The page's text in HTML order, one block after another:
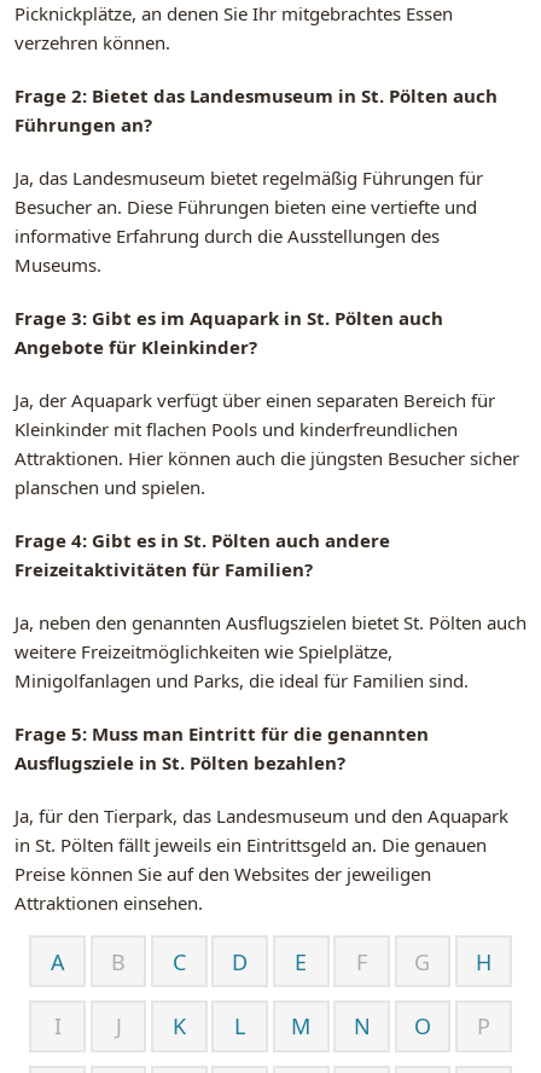
Picknickplätze, an denen Sie Ihr mitgebrachtes Essen
verzehren können.
Frage 2: Bietet das Landesmuseum in St. Pölten auch
Führungen an?
Ja, das Landesmuseum bietet regelmäßig Führungen für
Besucher an. Diese Führungen bieten eine vertiefte und
informative Erfahrung durch die Ausstellungen des
Museums.
Frage 3: Gibt es im Aquapark in St. Pölten auch
Angebote für Kleinkinder?
Ja, der Aquapark verfügt über einen separaten Bereich für
Kleinkinder mit flachen Pools und kinderfreundlichen
Attraktionen. Hier können auch die jüngsten Besucher sicher
planschen und spielen.
Frage 4: Gibt es in St. Pölten auch andere
Freizeitaktivitäten für Familien?
Ja, neben den genannten Ausflugszielen bietet St. Pölten auch
weitere Freizeitmöglichkeiten wie Spielplätze,
Minigolfanlagen und Parks, die ideal für Familien sind.
Frage 5: Muss man Eintritt für die genannten
Ausflugsziele in St. Pölten bezahlen?
Ja, für den Tierpark, das Landesmuseum und den Aquapark
in St. Pölten fällt jeweils ein Eintrittsgeld an. Die genauen
Preise können Sie auf den Websites der jeweiligen
Attraktionen einsehen.
A B C D E F G H
I J K L M N O P